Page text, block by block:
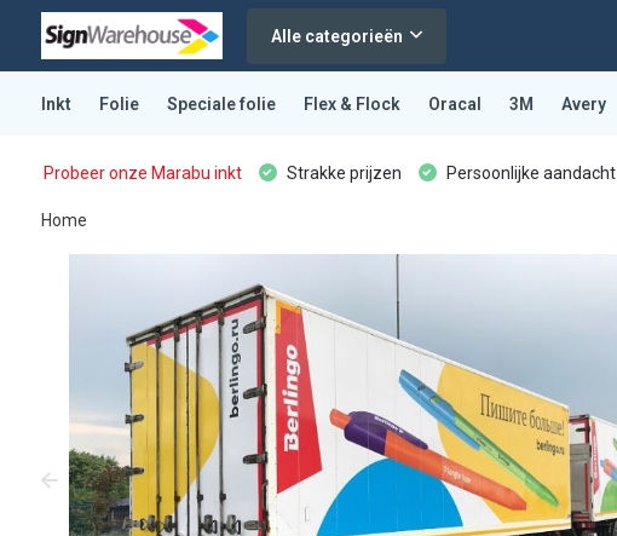
Alle categorieën
Inkt Folie Speciale folie Flex & Flock Oracal 3M Avery
Probeer onze Marabu inkt Strakke prijzen Persoonlijke aandacht
Home